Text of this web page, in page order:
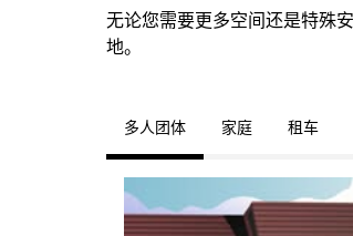
无论您需要更多空间还是特殊
地。
多人团体 家庭 租车